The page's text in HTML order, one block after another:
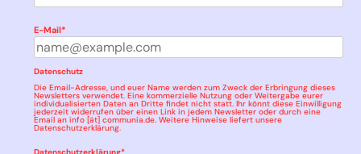
E-Mail*
Datenschutz
Die Email-Adresse, und euer Name werden zum Zweck der Erbringung dieses
Newsletters verwendet. Eine kommerzielle Nutzung oder Weitergabe eurer
individualisierten Daten an Dritte findet nicht statt. Ihr könnt diese Einwilligung
jederzeit widerrufen über einen Link in jedem Newsletter oder durch eine
Email an info [ät] communia.de. Weitere Hinweise liefert unsere
Datenschutzerklärung.